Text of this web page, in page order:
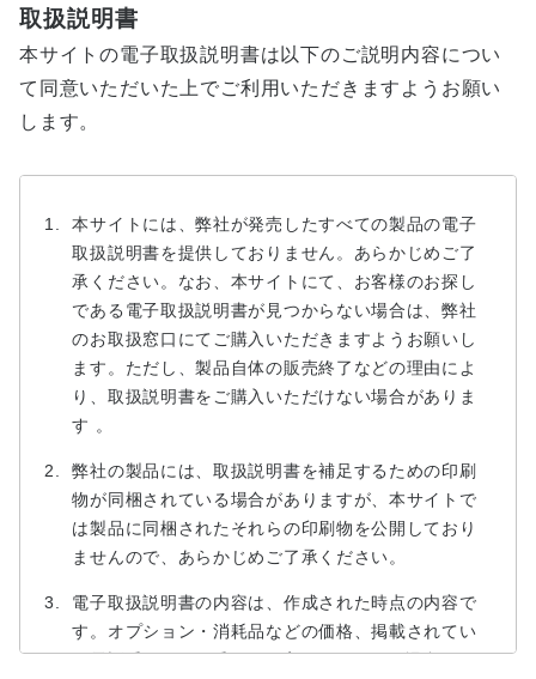
取扱説明書
本サイトの電子取扱説明書は以下のご説明内容につい
て同意いただいた上でご利用いただきますようお願い
します。
本サイトには、弊社が発売したすべての製品の電子
取扱説明書を提供しておりません。あらかじめご了
承ください。なお、本サイトにて、お客様のお探し
である電子取扱説明書が見つからない場合は、弊社
のお取扱窓口にてご購入いただきますようお願いし
ます。ただし、製品自体の販売終了などの理由によ
り、取扱説明書をご購入いただけない場合がありま
す 。
弊社の製品には、取扱説明書を補足するための印刷
物が同梱されている場合がありますが、本サイトで
は製品に同梱されたそれらの印刷物を公開しており
ませんので、あらかじめご了承ください。
電子取扱説明書の内容は、作成された時点の内容で
す。オプション・消耗品などの価格、掲載されてい
る電話番号・FAX番号など変更されている場合があ